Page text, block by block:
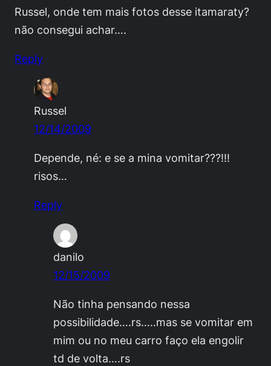
Russel, onde tem mais fotos desse itamaraty?
não consegui achar….
Reply
Russel
12/14/2009
Depende, né: e se a mina vomitar???!!!
risos…
Reply
danilo
12/15/2009
Não tinha pensando nessa
possibilidade….rs…..mas se vomitar em
mim ou no meu carro faço ela engolir
td de volta….rs